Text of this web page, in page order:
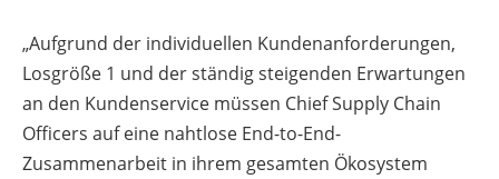
„Aufgrund der individuellen Kundenanforderungen,
Losgröße 1 und der ständig steigenden Erwartungen
an den Kundenservice müssen Chief Supply Chain
Officers auf eine nahtlose End-to-End-
Zusammenarbeit in ihrem gesamten Ökosystem